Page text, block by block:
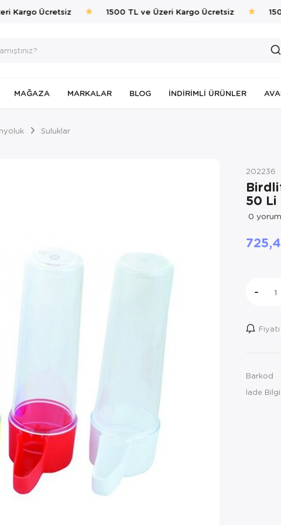
Kargo Ücretsiz 1500 TL ve Üzeri Kargo Ücretsiz
MAĞAZA MARKALAR BLOG İNDIRIMLI ÜRÜNLER
Suluklar
202236
50 Li
0 yorum
-
Barkod
İade